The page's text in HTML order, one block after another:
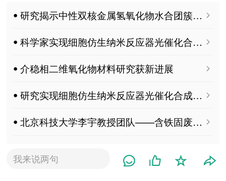
ꔷ 研究揭示中性双核金属氢氧化物水合团簇构型转换机制
ꔷ 科学家实现细胞仿生纳米反应器光催化合成过氧化氢
ꔷ 介稳相二维氧化物材料研究获新进展
ꔷ 研究实现细胞仿生纳米反应器光催化合成过氧化氢
ꔷ 北京科技大学李宇教授团队——含铁固废制备蓄热陶瓷材料
我来说两句